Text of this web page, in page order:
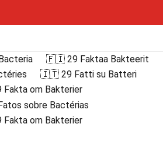
🇫🇮 29 Faktaa Bakteerit
🇮🇹 29 Fatti su Batteri
om Bakterier
sobre Bactérias
om Bakterier